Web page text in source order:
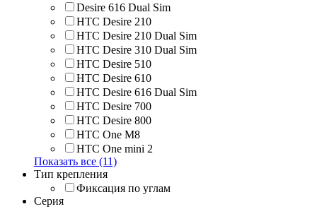
Desire 616 Dual Sim
HTC Desire 210
HTC Desire 210 Dual Sim
HTC Desire 310 Dual Sim
HTC Desire 510
HTC Desire 610
HTC Desire 616 Dual Sim
HTC Desire 700
HTC Desire 800
HTC One M8
HTC One mini 2
Показать все (11)
Тип крепления
Фиксация по углам
Серия